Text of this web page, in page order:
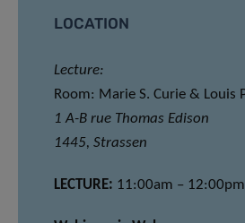
LOCATION
Lecture:
Room: Marie S. Curie & Louis
1 A-B rue Thomas Edison
1445, Strassen
LECTURE: 11:00am – 12:00pm